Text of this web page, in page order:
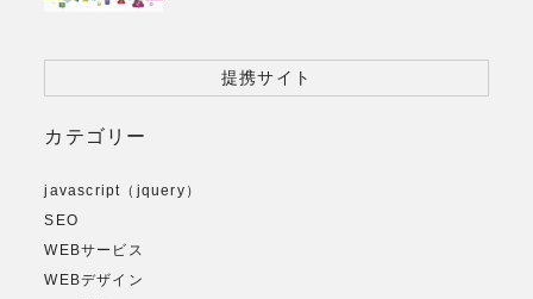
提携サイト
カテゴリー
javascript（jquery）
SEO
WEBサービス
WEBデザイン